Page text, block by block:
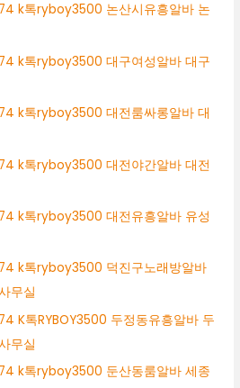
k톡ryboy3500 논산시유흥알바 논
k톡ryboy3500 대구여성알바 대구
k톡ryboy3500 대전룸싸롱알바 대
k톡ryboy3500 대전야간알바 대전
k톡ryboy3500 대전유흥알바 유성
k톡ryboy3500 덕진구노래방알바
무실
K톡RYBOY3500 두정동유흥알바 두
무실
k톡ryboy3500 둔산동룸알바 세종